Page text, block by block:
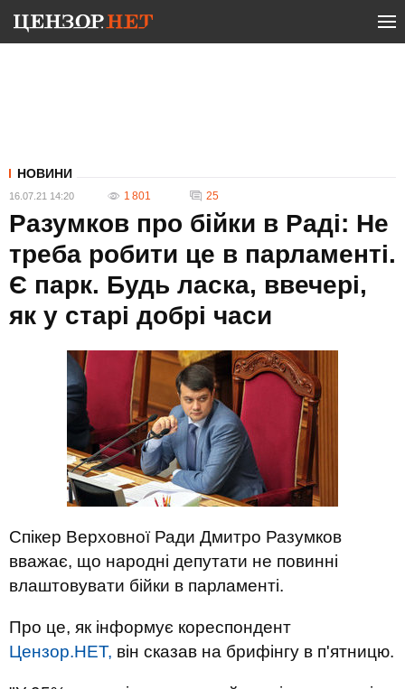
НОВИНИ
16.07.21 14:20 1 801 25
Разумков про бійки в Раді: Не
треба робити це в парламенті.
Є парк. Будь ласка, ввечері,
як у старі добрі часи
Спікер Верховної Ради Дмитро Разумков
вважає, що народні депутати не повинні
влаштовувати бійки в парламенті.
Про це, як інформує кореспондент
Цензор.НЕТ, він сказав на брифінгу в п'ятницю.